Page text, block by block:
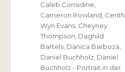
Caleb Considine
Cameron Rowland Cerith
Wyn Evans Cheyney
Thompson Daghild
Bartels Danica Barboza
Daniel Buchholz Daniel
Buchholz - Portrait in der